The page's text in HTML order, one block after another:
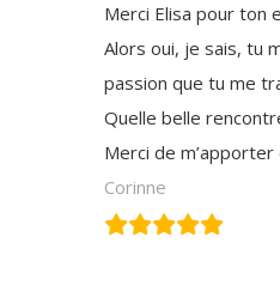
Merci Elisa pour ton
Alors oui, je sais, tu
passion que tu me
Quelle belle
Merci de
Corinne